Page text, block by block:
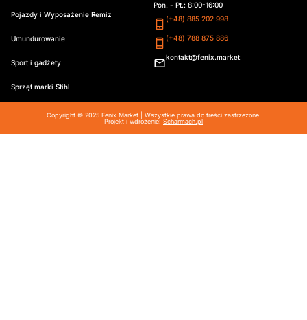
Pojazdy i Wyposażenie Remiz
Umundurowanie
Sport i gadżety
Sprzęt marki Stihl
Pon. - Pt.: 8:00-16:00
(+48) 885 202 998
(+48) 788 875 886
kontakt@fenix.market
Copyright © 2025 Fenix Market | Wszystkie prawa do treści zastrzeżone.
Projekt i wdrożenie: Scharmach.pl